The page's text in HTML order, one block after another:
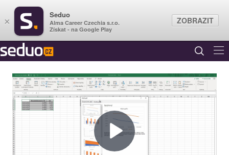
Přehrát
×
Seduo
Alma Career Czechia s.r.o.
Získat - na Google Play
ZOBRAZIT